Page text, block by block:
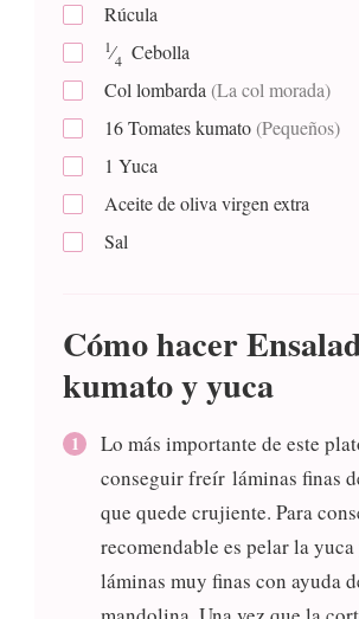
Rúcula
1⁄4 Cebolla
Col lombarda (La col morada)
16Tomates kumato (Pequeños)
1 Yuca
Aceite de oliva virgen extra
Sal
Cómo hacer
kumato y yuca
Lo más importante de este
conseguir freír láminas finas
que quede crujiente. Para
recomendable es pelar la
láminas muy finas con ayuda